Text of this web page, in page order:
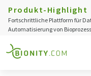
Produkt-Highlight
Fortschrittliche Plattform für
Automatisierung von